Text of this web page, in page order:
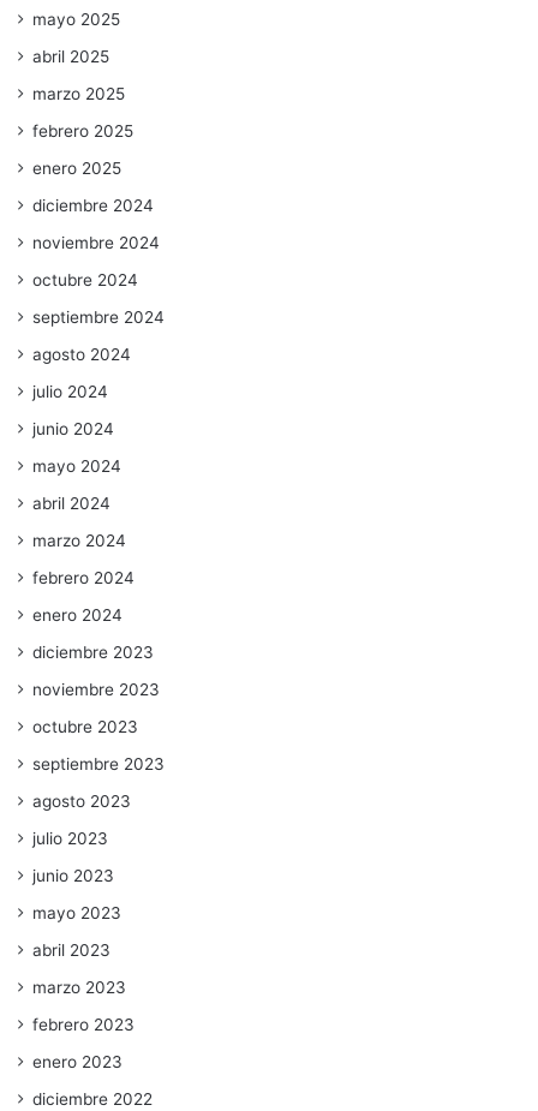
mayo 2025
abril 2025
marzo 2025
febrero 2025
enero 2025
diciembre 2024
noviembre 2024
octubre 2024
septiembre 2024
agosto 2024
julio 2024
junio 2024
mayo 2024
abril 2024
marzo 2024
febrero 2024
enero 2024
diciembre 2023
noviembre 2023
octubre 2023
septiembre 2023
agosto 2023
julio 2023
junio 2023
mayo 2023
abril 2023
marzo 2023
febrero 2023
enero 2023
diciembre 2022